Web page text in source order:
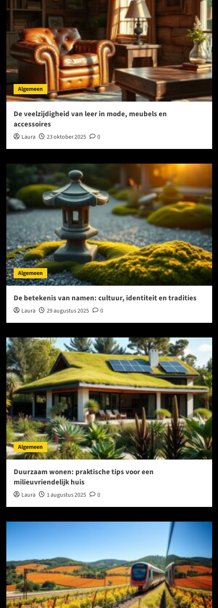
Algemeen
De veelzijdigheid van leer in mode, meubels en
accessoires
Laura 23 oktober 2025 0
Algemeen
De betekenis van namen: cultuur, identiteit en tradities
Laura 29 augustus 2025 0
Algemeen
Duurzaam wonen: praktische tips voor een
milieuvriendelijk huis
Laura 1 augustus 2025 0